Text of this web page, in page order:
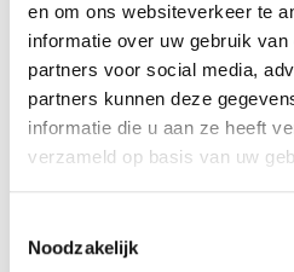
en om ons websiteverkeer te
informatie over uw gebruik
partners voor social media,
partners kunnen deze
informatie die u aan ze heeft
verzameld op basis van uw
Noodzakelijk
Woensdag10:00 - 21:00
Donderdag 13:30 - 21:00
Vrijdag10:00 - 21:00
Zaterdag 10:00 - 21:00
Zondag 10:00 - 21:00